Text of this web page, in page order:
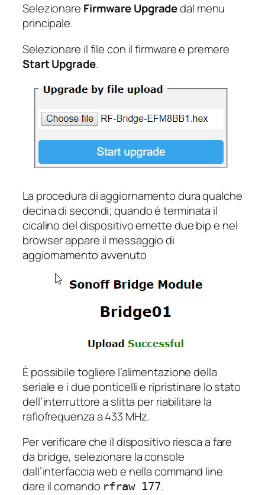
Selezionare Firmware Upgradedal menu
principale.
Selezionare il file con il firmware e premere
Start Upgrade.
La procedura di aggiornamento dura qualche
decina di secondi; quando è terminata il
cicalino del dispositivo emette due bip e nel
browser appare il messaggio di
aggiornamento avvenuto
È possibile togliere l’alimentazione della
seriale e i due ponticelli e ripristinare lo stato
dell’interruttore a slitta per riabilitare la
rafiofrequenza a 433 MHz.
Per verificare che il dispositivo riesca a fare
da bridge, selezionare la console
dall’interfaccia web e nella command line
dare il comando rfraw 177.